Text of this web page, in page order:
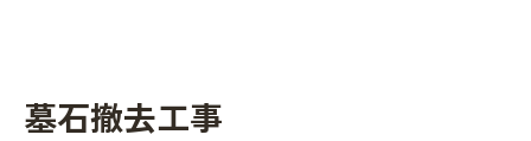
墓石撤去工事